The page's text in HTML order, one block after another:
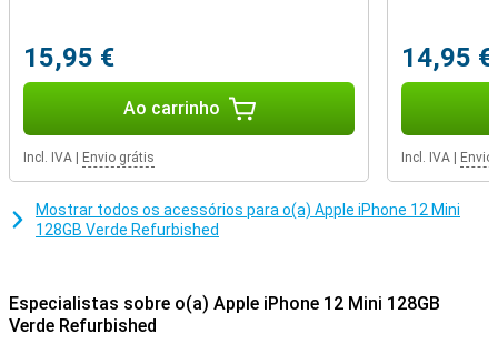
15,95 €
Ao carrinho
Incl. IVA Envio grátis
14,95 €
Incl. IVA
Mostrar todos os acessórios para o(a) Apple iPhone 12 Mini
128GB Verde Refurbished
Especialistas sobre o(a) Apple iPhone 12 Mini 128GB
Verde Refurbished